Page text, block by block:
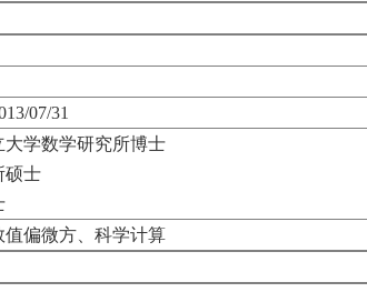
07/31
大学数学研究所博士
硕士
值偏微方、科学计算